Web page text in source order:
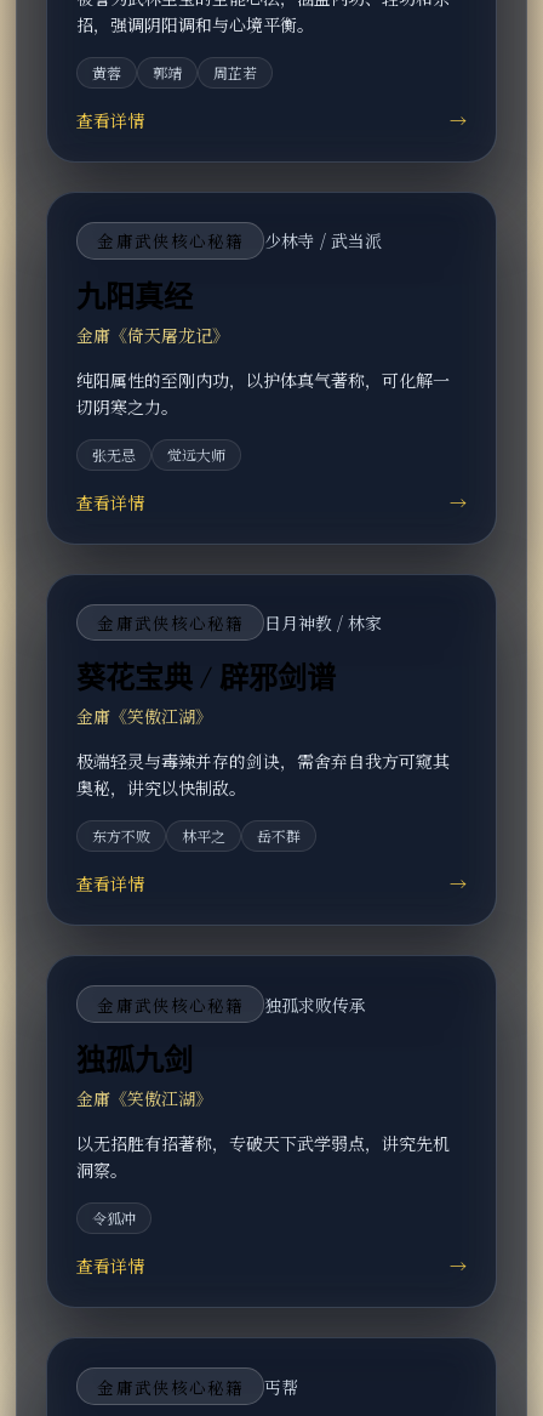
招，强调阴阳调和与心境平衡。
黄蓉 郭靖 周芷若
查看详情 →
金庸武侠核心秘籍 少林寺 / 武当派
九阳真经
金庸《倚天屠龙记》
纯阳属性的至刚内功，以护体真气著称，可化解一
切阴寒之力。
张无忌 觉远大师
查看详情 →
金庸武侠核心秘籍 日月神教 / 林家
葵花宝典 / 辟邪剑谱
金庸《笑傲江湖》
极端轻灵与毒辣并存的剑诀，需舍弃自我方可窥其
奥秘，讲究以快制敌。
东方不败 林平之 岳不群
查看详情 →
金庸武侠核心秘籍 独孤求败传承
独孤九剑
金庸《笑傲江湖》
以无招胜有招著称，专破天下武学弱点，讲究先机
洞察。
令狐冲
查看详情 →
金庸武侠核心秘籍 丐帮